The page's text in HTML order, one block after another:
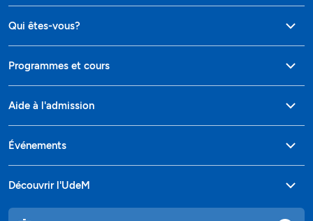
Qui êtes-vous?
Programmes et cours
Aide à l'admission
Événements
Découvrir l'UdeM